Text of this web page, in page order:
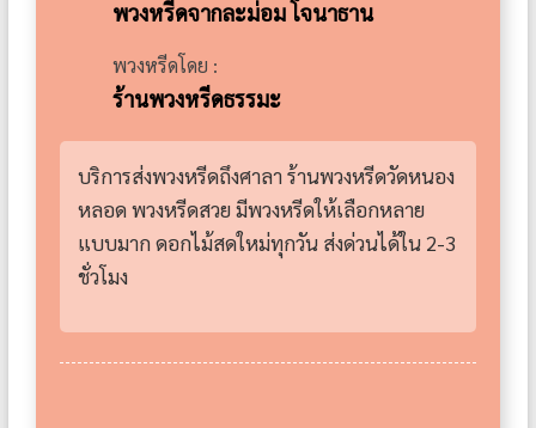
พวงหรีดจากละม่อม โจนาธาน
พวงหรีดโดย :
ร้านพวงหรีดธรรมะ
บริการส่งพวงหรีดถึงศาลา ร้านพวงหรีดวัดหนอง
หลอด พวงหรีดสวย มีพวงหรีดให้เลือกหลาย
แบบมาก ดอกไม้สดใหม่ทุกวัน ส่งด่วนได้ใน 2-3
ชั่วโมง